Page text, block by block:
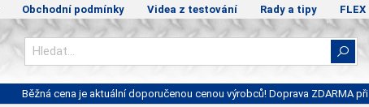
Obchodní podmínky Videa z testování Rady a tipy FLEX
Běžná cena je aktuální doporučenou cenou výrobců! Doprava ZDARMA